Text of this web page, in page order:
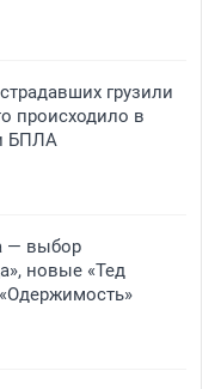
грузили
происходило в
БПЛА
— выбор
новые «Тед